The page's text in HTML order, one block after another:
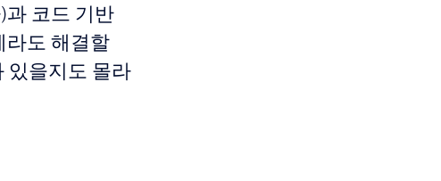
코드 기반
라도 해결할
있을지도 몰라